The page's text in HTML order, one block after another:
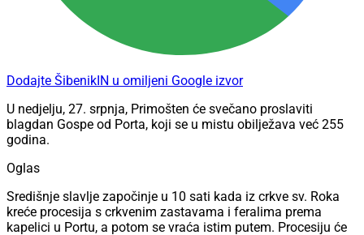
Dodajte ŠibenikIN u omiljeni Google izvor
U nedjelju, 27. srpnja, Primošten će svečano proslaviti
blagdan Gospe od Porta, koji se u mistu obilježava već 255
godina.
Oglas
Središnje slavlje započinje u 10 sati kada iz crkve sv. Roka
kreće procesija s crkvenim zastavama i feralima prema
kapelici u Portu, a potom se vraća istim putem. Procesiju će